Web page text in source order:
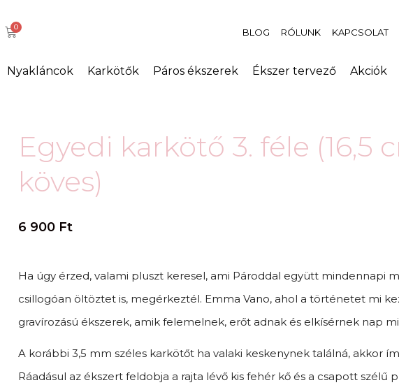
BLOG RÓLUNK KAPCSOLAT
Nyakláncok Karkötők Páros ékszerek Ékszer tervező Akciók
Egyedi karkötő 3. féle (16,5
köves)
6 900 Ft
Ha úgy érzed, valami pluszt keresel, ami Pároddal együtt mindennapi
csillogóan öltöztet is, megérkeztél. Emma Vano, ahol a történetet mi
gravírozású ékszerek, amik felemelnek, erőt adnak és elkísérnek nap
A korábbi 3,5 mm széles karkötőt ha valaki keskenynek találná, akkor
Ráadásul az ékszert feldobja a rajta lévő kis fehér kő és a csapott szélű